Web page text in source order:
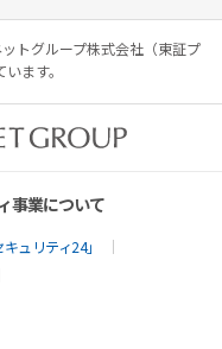
トグループ株式会社（東証プ
ます。
事業について
ュリティ24」